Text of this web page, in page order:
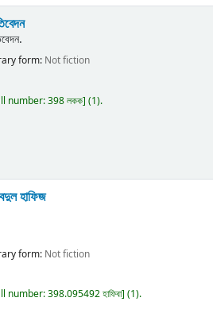
form: Not fiction
number:398 লকক (1).
হাফিজ
form: Not fiction
number:398.095492 হাফিবা (1).